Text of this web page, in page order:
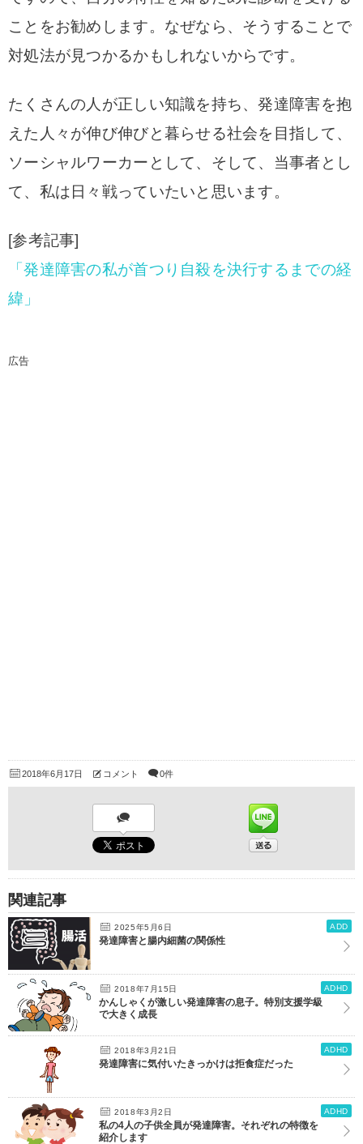
ことをお勧めします。なぜなら、そうすることで
対処法が見つかるかもしれないからです。
たくさんの人が正しい知識を持ち、発達障害を抱
えた人々が伸び伸びと暮らせる社会を目指して、
ソーシャルワーカーとして、そして、当事者とし
て、私は日々戦っていたいと思います。
[参考記事]
「発達障害の私が首つり自殺を決行するまでの経
緯」
広告
2018年6月17日 コメント 0件
関連記事
2025年5月6日 ADD
発達障害と腸内細菌の関係性
2018年7月15日 ADHD
かんしゃくが激しい発達障害の息子。特別支援学級
で大きく成長
2018年3月21日 ADHD
発達障害に気付いたきっかけは拒食症だった
2018年3月2日 ADHD
私の4人の子供全員が発達障害。それぞれの特徴を
紹介します